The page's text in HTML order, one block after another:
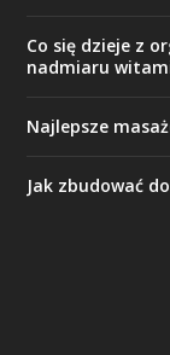
Co się dzieje z
nadmiaru
Najlepsze
Jak zbudować